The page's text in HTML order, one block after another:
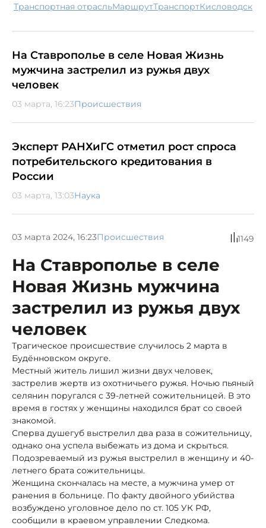
транспортная отрасль маршрут транспорт Кисловодск
На Ставрополье в селе Новая Жизнь
мужчина застрелил из ружья двух
человек
03 марта, 16:23Происшествия
Эксперт РАНХиГС отметил рост спроса
потребительского кредитования в
России
03 марта, 13:03Наука
03 марта 2024, 16:23Происшествия 1149
На Ставрополье в селе
Новая Жизнь мужчина
застрелил из ружья двух
человек
Трагическое происшествие случилось 2 марта в
Будённовском округе.
Местный житель лишил жизни двух человек,
застрелив жертв из охотничьего ружья. Ночью пьяный
селянин поругался с 39-летней сожительницей. В это
время в гостях у женщины находился брат со своей
знакомой.
Сперва душегуб выстрелил два раза в сожительницу,
однако она успела выбежать из дома и скрыться.
Подозреваемый из ружья выстрелил в женщину и 40-
летнего брата сожительницы.
Женщина скончалась на месте, а мужчина умер от
ранения в больнице. По факту двойного убийства
возбуждено уголовное дело по ст. 105 УК РФ,
сообщили в краевом управлении Следкома.